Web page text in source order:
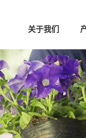
关于我们